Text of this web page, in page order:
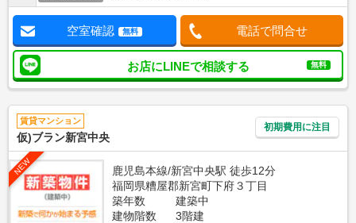
空室確認 無料 電話で問合せ
お店にLINEで相談する 無料
賃貸マンション
仮)ブラン新宮中央
初期費用に注目
NEW
鹿児島本線/新宮中央駅 徒歩12分
福岡県糟屋郡新宮町下府３丁目
築年数
建築中
建物階数
3階建